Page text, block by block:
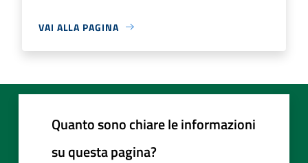
VAI ALLA PAGINA
Quanto sono chiare le informazioni
su questa pagina?